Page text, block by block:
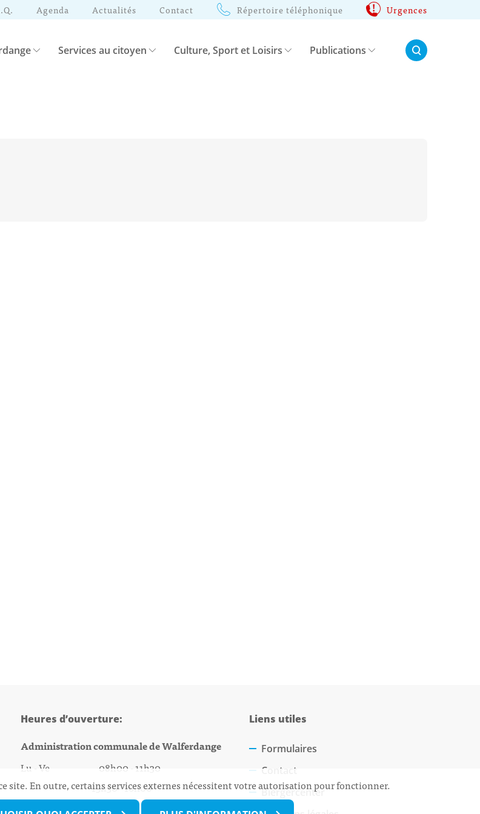
Agenda Actualités Contact Répertoire téléphonique Urgences
Services au citoyen Culture, Sport et Loisirs Publications Rechercher:
Heures d’ouverture:
Administration communale de Walferdange
Lu - Ve 08h00 - 11h30
13h30 - 16h00
Biergercenter
Liens utiles
Formulaires
Contact
Biergercenter
site. En outre, certains services externes nécessitent votre autorisation pour fonctionner.